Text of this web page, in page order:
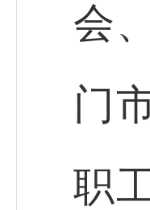
会
门
职